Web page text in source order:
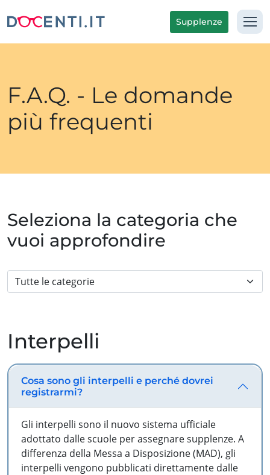
Supplenze
F.A.Q. - Le domande
più frequenti
Seleziona la categoria che
vuoi approfondire
Interpelli
Cosa sono gli interpelli e perché dovrei
registrarmi?
Gli interpelli sono il nuovo sistema ufficiale
adottato dalle scuole per assegnare supplenze. A
differenza della Messa a Disposizione (MAD), gli
interpelli vengono pubblicati direttamente dalle